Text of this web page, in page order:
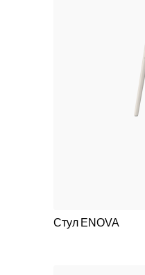
Стул ENOVA